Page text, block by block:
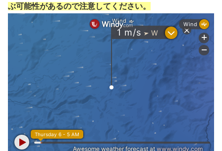
ぶ可能性があるので注意してください。